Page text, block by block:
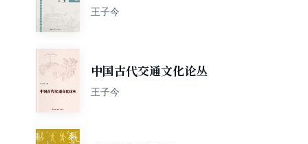
王子今
中国古代交通文化论丛
王子今